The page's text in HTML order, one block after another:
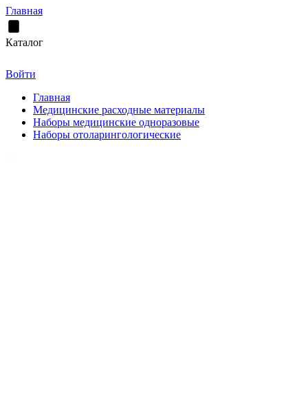
Главная
Каталог
Войти
Главная
Медицинские расходные материалы
Наборы медицинские одноразовые
Наборы отоларингологические